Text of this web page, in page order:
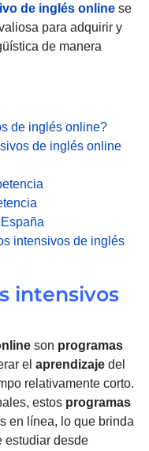
de inglés online se
para adquirir y
de manera
de inglés online?
de inglés online
intensivos de inglés
intensivos
son programas
el aprendizaje del
relativamente corto.
estos programas
en línea, lo que brinda
estudiar desde